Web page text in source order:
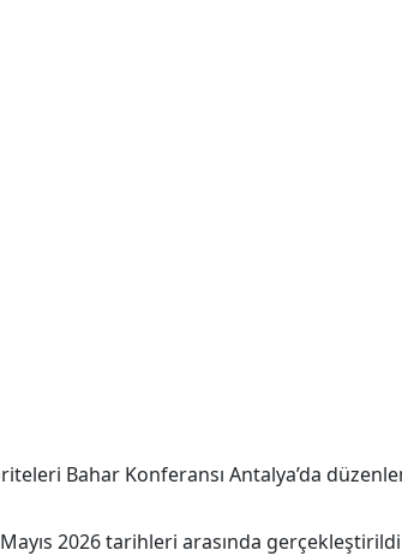
Bahar Konferansı Antalya’da
2026 tarihleri arasında